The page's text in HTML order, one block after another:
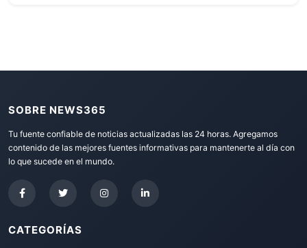
SOBRE NEWS365
Tu fuente confiable de noticias actualizadas las 24 horas. Agregamos
contenido de las mejores fuentes informativas para mantenerte al día con
lo que sucede en el mundo.
CATEGORÍAS